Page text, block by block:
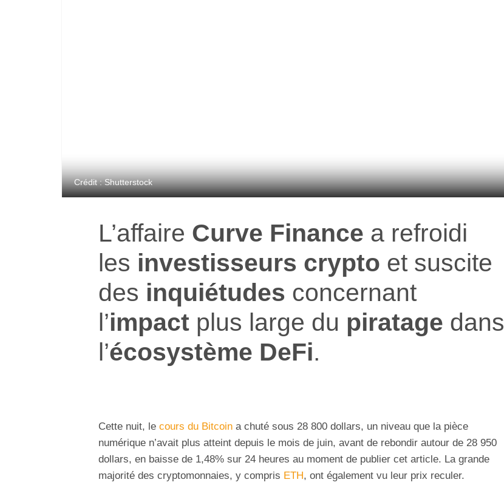
Crédit : Shutterstock
L’affaire Curve Finance a refroidi
les investisseurs crypto et suscite
des inquiétudes concernant
l’impact plus large du piratage dans
l’écosystème DeFi.
Cette nuit, le cours du Bitcoin a chuté sous 28 800 dollars, un niveau que la pièce
numérique n’avait plus atteint depuis le mois de juin, avant de rebondir autour de 28 950
dollars, en baisse de 1,48% sur 24 heures au moment de publier cet article. La grande
majorité des cryptomonnaies, y compris ETH, ont également vu leur prix reculer.